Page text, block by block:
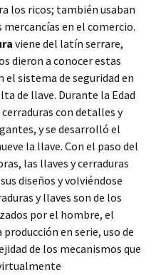
los ricos; también usaban
en el comercio.
viene del latín serrare,
dieron a conocer estas
sistema de seguridad en
de llave. Durante la Edad
con detalles y
y se desarrolló el
la llave. Con el paso del
las llaves y cerraduras
diseños y volviéndose
y llaves son de los
por el hombre, el
en serie, uso de
de los mecanismos que